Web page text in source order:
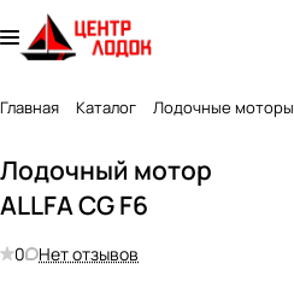
Главная Каталог Лодочные моторы
Лодочный мотор
ALLFA CG F6
0 Нет отзывов